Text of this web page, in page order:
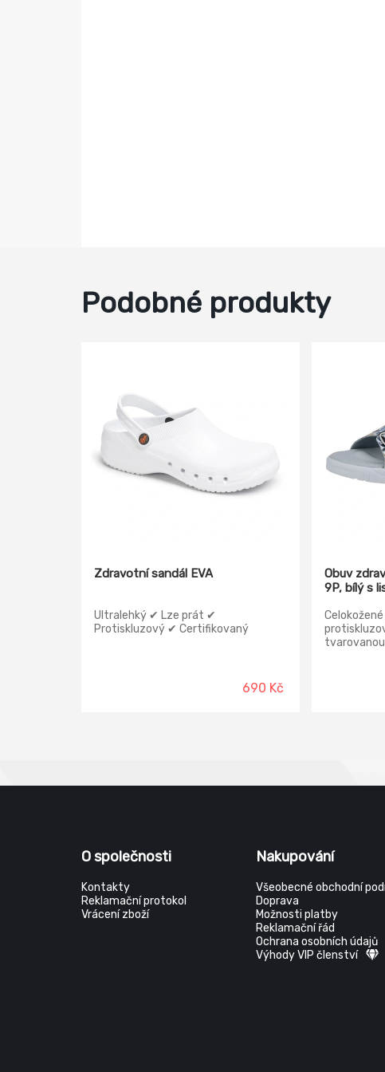
Podobné produkty
Zdravotní sandál EVA
Ultralehký ✔ Lze prát ✔
Protiskluzový ✔ Certifikovaný
690 Kč
Obuv
9P, bílý s
dvěma
kovovými
O společnosti
Kontakty
Reklamační protokol
Vrácení zboží
Nakupování
Všeobecné obchodní
Doprava
Možnosti platby
Reklamační řád
Ochrana osobních údajů
Výhody VIP členství